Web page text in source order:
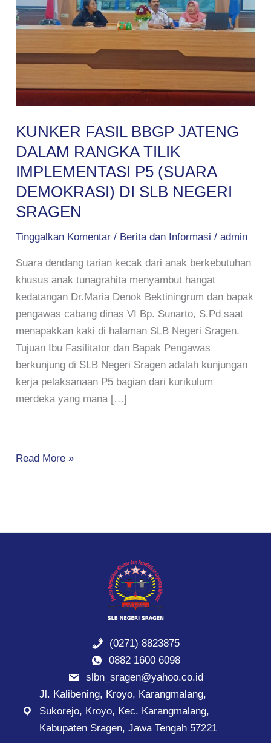
KUNKER FASIL BBGP JATENG
DALAM RANGKA TILIK
IMPLEMENTASI P5 (SUARA
DEMOKRASI) DI SLB NEGERI
SRAGEN
Tinggalkan Komentar / Berita dan Informasi /admin
Suara dendang tarian kecak dari anak berkebutuhan
khusus anak tunagrahita menyambut hangat
kedatangan Dr.Maria Denok Bektiningrum dan bapak
pengawas cabang dinas VI Bp. Sunarto, S.Pd saat
menapakkan kaki di halaman SLB Negeri Sragen.
Tujuan Ibu Fasilitator dan Bapak Pengawas
berkunjung di SLB Negeri Sragen adalah kunjungan
kerja pelaksanaan P5 bagian dari kurikulum
merdeka yang mana […]
RANGKA
IMPLEMENTASI
(SUARA
DEMOKRASI)
SLB
NEGERI
SRAGEN
Read More »
(0271) 8823875
0882 1600 6098
slbn_sragen@yahoo.co.id
Jl. Kalibening, Kroyo, Karangmalang,
Sukorejo, Kroyo, Kec. Karangmalang,
Kabupaten Sragen, Jawa Tengah 57221